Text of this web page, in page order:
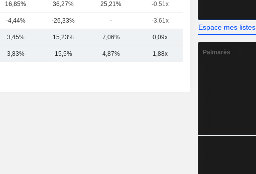
16,85% 36,27% 25,21% -0.51x
-4,44% -26,33% - -3.61x
3,45% 15,23% 7,06% 0,09x
3,83% 15,5% 4,87% 1,88x
Espace mes listes
Palmarès